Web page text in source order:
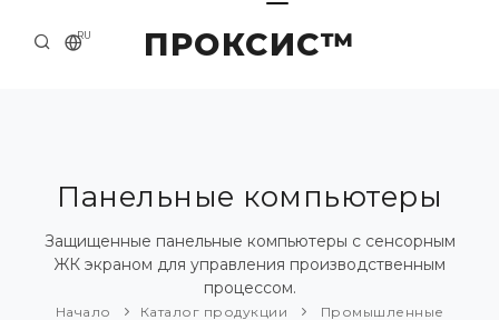
ПРОКСИС™
RU
О КОМПАНИИ
ПРИМЕРЫ И РЕШЕНИЯ
КАТАЛОГ ПРОДУКЦИИ
Панельные компьютеры
Защищенные панельные компьютеры с сенсорным
ЖК экраном для управления производственным
процессом.
Начало Каталог продукции
Промышленные